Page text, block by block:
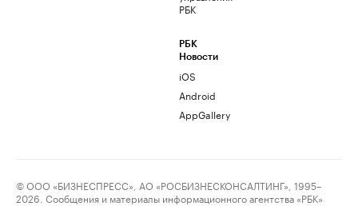
РБК
РБК
Новости
iOS
Android
AppGallery
© ООО «БИЗНЕСПРЕСС», АО «РОСБИЗНЕСКОНСАЛТИНГ», 1995–
2026. Сообщения и материалы информационного агентства «РБК»